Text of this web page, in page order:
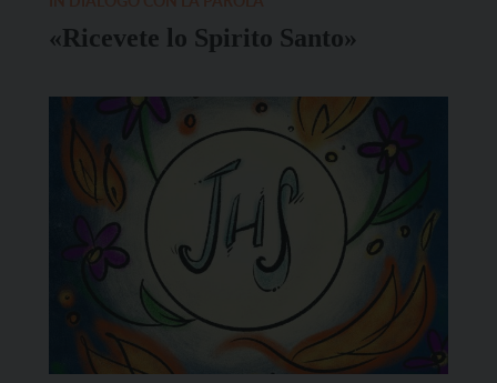
«Ricevete lo Spirito Santo»